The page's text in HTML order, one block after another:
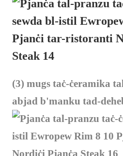
(3) mugs taċ-ċeramika
abjad b'manku tad-